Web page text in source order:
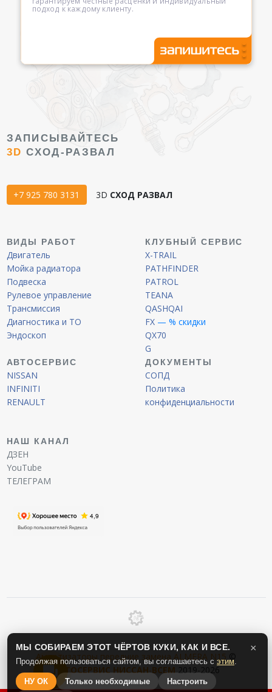
подход к каждому клиенту.
ЗАПИСЫВАЙТЕСЬ
3D СХОД-РАЗВАЛ
+7 925 780 3131 3D СХОД РАЗВАЛ
ВИДЫ РАБОТ
Двигатель
Мойка радиатора
Подвеска
Рулевое управление
Трансмиссия
Диагностика и ТО
Эндоскоп
КЛУБНЫЙ СЕРВИС
X-TRAIL
PATHFINDER
PATROL
TEANA
QASHQAI
FX — % скидки
QX70
G
АВТОСЕРВИС
NISSAN
INFINITI
RENAULT
ДОКУМЕНТЫ
СОПД
Политика
конфиденциальности
НАШ КАНАЛ
ДЗЕН
YouTube
ТЕЛЕГРАМ
Амортизаторы передние замена ALMERA N15 ©
АВТОСЕРВИС НИССАН-ВСЕМ2019-2026
МЫ СОБИРАЕМ ЭТОТ ЧЁРТОВ КУКИ, КАК И ВСЕ.
Продолжая пользоваться сайтом, вы соглашаетесь сэтим.
НУ ОК Только необходимые Настроить
×